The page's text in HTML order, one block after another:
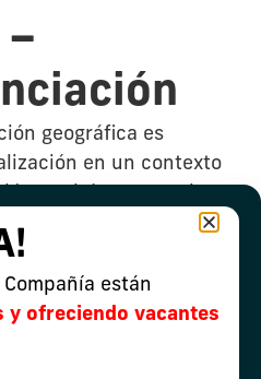
geográfica es
en un contexto
y georreferenciación
la Autoridad ambiental
actividades de la
de nuestros proyectos.
están
y ofreciendo vacantes